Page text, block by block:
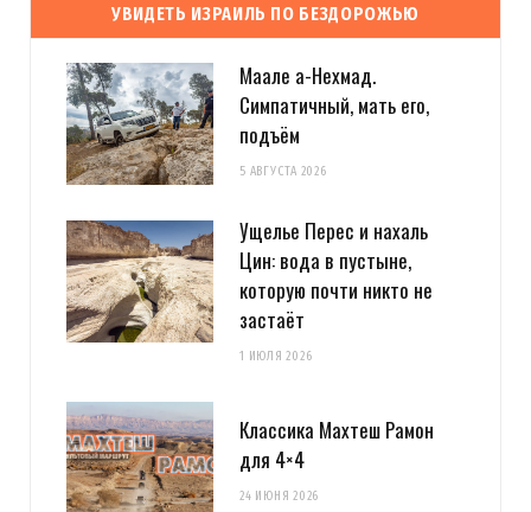
УВИДЕТЬ ИЗРАИЛЬ ПО БЕЗДОРОЖЬЮ
Маале а-Нехмад.
Симпатичный, мать его,
подъём
5 АВГУСТА 2026
Ущелье Перес и нахаль
Цин: вода в пустыне,
которую почти никто не
застаёт
1 ИЮЛЯ 2026
Классика Махтеш Рамон
для 4×4
24 ИЮНЯ 2026